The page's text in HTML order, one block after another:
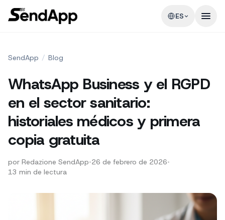
ES
SendApp / Blog
WhatsApp Business y el RGPD
en el sector sanitario:
historiales médicos y primera
copia gratuita
por Redazione SendApp•26 de febrero de 2026•
13 min de lectura